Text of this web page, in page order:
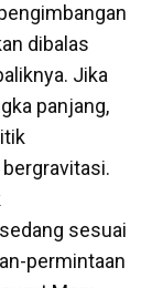
dibalas
Jika
panjang,
sesuai
permintaan